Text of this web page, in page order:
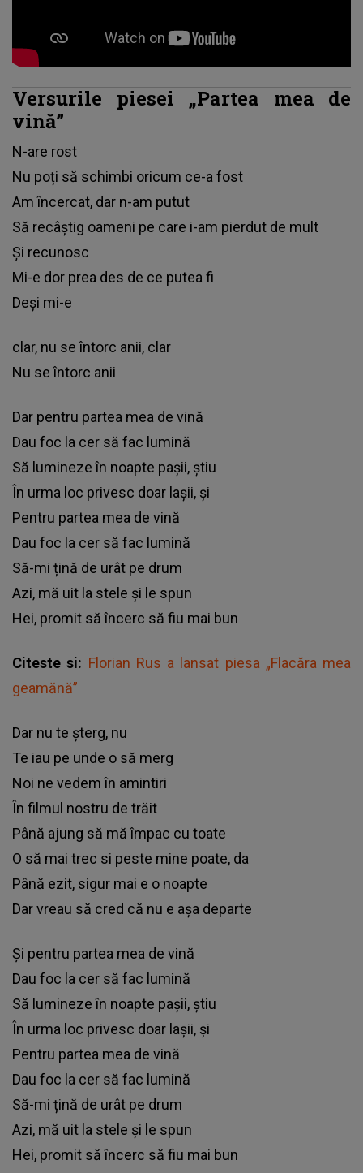
Versurile piesei „Partea mea de
vină”
N-are rost
Nu poți să schimbi oricum ce-a fost
Am încercat, dar n-am putut
Să recâștig oameni pe care i-am pierdut de mult
Și recunosc
Mi-e dor prea des de ce putea fi
Deși mi-e
clar, nu se întorc anii, clar
Nu se întorc anii
Dar pentru partea mea de vină
Dau foc la cer să fac lumină
Să lumineze în noapte pașii, știu
În urma loc privesc doar lașii, și
Pentru partea mea de vină
Dau foc la cer să fac lumină
Să-mi țină de urât pe drum
Azi, mă uit la stele și le spun
Hei, promit să încerc să fiu mai bun
Citeste si: Florian Rus a lansat piesa „Flacăra mea
geamănă”
Dar nu te șterg, nu
Te iau pe unde o să merg
Noi ne vedem în amintiri
În filmul nostru de trăit
Până ajung să mă împac cu toate
O să mai trec si peste mine poate, da
Până ezit, sigur mai e o noapte
Dar vreau să cred că nu e așa departe
Și pentru partea mea de vină
Dau foc la cer să fac lumină
Să lumineze în noapte pașii, știu
În urma loc privesc doar lașii, și
Pentru partea mea de vină
Dau foc la cer să fac lumină
Să-mi țină de urât pe drum
Azi, mă uit la stele și le spun
Hei, promit să încerc să fiu mai bun